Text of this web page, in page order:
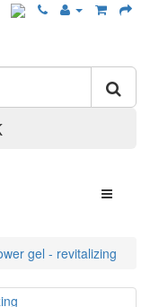
gel - revitalizing